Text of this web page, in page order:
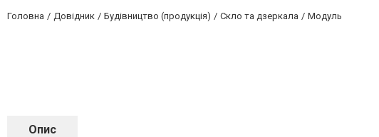
Головна Довідник Будівництво (продукція) Скло та дзеркала Модуль
Опис